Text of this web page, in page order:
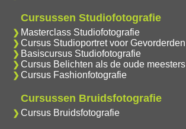
Cursussen Studiofotografie
Masterclass Studiofotografie
Cursus Studioportret voor Gevorderden
Basiscursus Studiofotografie
Cursus Belichten als de oude meesters
Cursus Fashionfotografie
Cursussen Bruidsfotografie
Cursus Bruidsfotografie